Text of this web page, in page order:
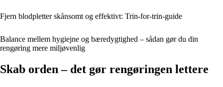
Fjern blodpletter skånsomt og effektivt: Trin-for-trin-guide
Balance mellem hygiejne og bæredygtighed – sådan gør du din
rengøring mere miljøvenlig
Skab orden – det gør rengøringen lettere